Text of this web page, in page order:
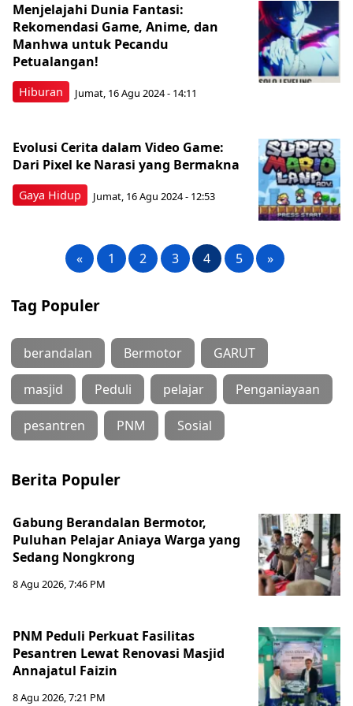
Hiburan
Menjelajahi Dunia Fantasi:
Rekomendasi Game, Anime, dan
Manhwa untuk Pecandu
Petualangan!
Jumat, 16 Agu 2024 - 14:11
Gaya Hidup
Evolusi Cerita dalam Video Game:
Dari Pixel ke Narasi yang Bermakna
Jumat, 16 Agu 2024 - 12:53
« 1 2 3 4 5 »
Tag Populer
berandalan Bermotor GARUT
masjid Peduli pelajar Penganiayaan
pesantren PNM Sosial
Berita Populer
Gabung Berandalan Bermotor,
Puluhan Pelajar Aniaya Warga yang
Sedang Nongkrong
8 Agu 2026, 7:46 PM
PNM Peduli Perkuat Fasilitas
Pesantren Lewat Renovasi Masjid
Annajatul Faizin
8 Agu 2026, 7:21 PM